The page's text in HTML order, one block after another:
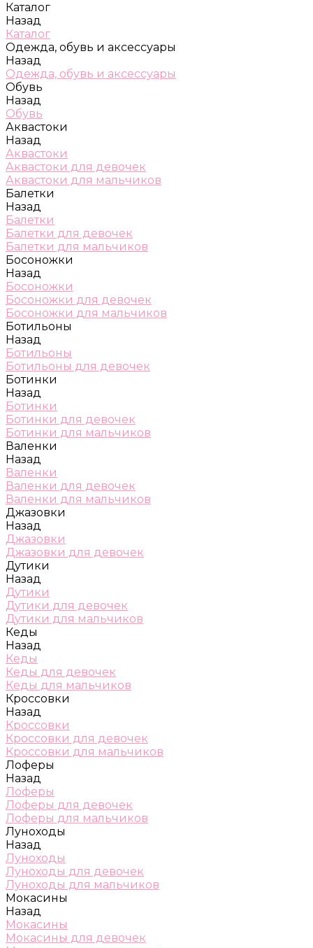
Каталог
Назад
Каталог
Одежда, обувь и аксессуары
Назад
Одежда, обувь и аксессуары
Обувь
Назад
Обувь
Аквастоки
Назад
Аквастоки
Аквастоки для девочек
Аквастоки для мальчиков
Балетки
Назад
Балетки
Балетки для девочек
Балетки для мальчиков
Босоножки
Назад
Босоножки
Босоножки для девочек
Босоножки для мальчиков
Ботильоны
Назад
Ботильоны
Ботильоны для девочек
Ботинки
Назад
Ботинки
Ботинки для девочек
Ботинки для мальчиков
Валенки
Назад
Валенки
Валенки для девочек
Валенки для мальчиков
Джазовки
Назад
Джазовки
Джазовки для девочек
Дутики
Назад
Дутики
Дутики для девочек
Дутики для мальчиков
Кеды
Назад
Кеды
Кеды для девочек
Кеды для мальчиков
Кроссовки
Назад
Кроссовки
Кроссовки для девочек
Кроссовки для мальчиков
Лоферы
Назад
Лоферы
Лоферы для девочек
Лоферы для мальчиков
Луноходы
Назад
Луноходы
Луноходы для девочек
Луноходы для мальчиков
Мокасины
Назад
Мокасины
Мокасины для девочек